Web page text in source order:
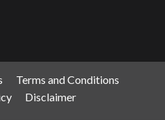
Terms and Conditions
Disclaimer